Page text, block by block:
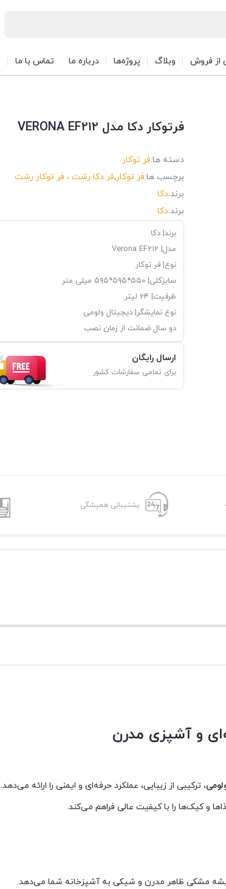
فروش وبلاگ پروژه‌ها درباره ما تماس با ما
فرتوکار دکا مدل VERONA EF212
دسته ها:فر توکار
برچسب ها:فر توکار,فر دکا رشت ، فر توکار رشت
برند:دکا
برند:دکا
برند| دکا
مدل| Verona EF212
نوع| فر توکار
سایزکلی| ۵۵۰*۵۹۵*۵۹۵ میلی متر
ظرفیت| ۶۴ لیتر
نوع نمایشگر| دیجیتال ولومی
دو سال ضمانت از زمان نصب
ارسال رایگان
برای تمامی سفارشات کشور
پشتیبانی همیشگی
، ترکیبی از زیبایی، عملکرد حرفه‌ای و ایمنی را ارائه می‌دهد.
و کیک‌ها را با کیفیت عالی فراهم می‌کند.
مشکی ظاهر مدرن و شیکی به آشپزخانه شما می‌دهد.